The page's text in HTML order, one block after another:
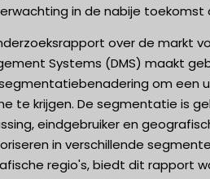
in de nabije toekomst
over de markt
Systems (DMS) maakt
om een
te krijgen. De segmentatie is
eindgebruiker en
in verschillende
regio's, biedt dit rapport